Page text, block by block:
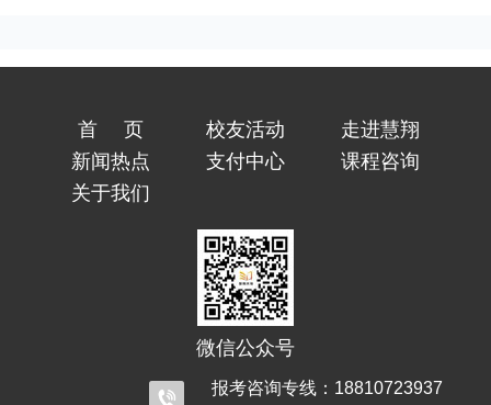
首页 校友活动
走进慧翔
新闻热点
支付中心
课程咨询
关于我们
微信公众号
报考咨询专线：18810723937